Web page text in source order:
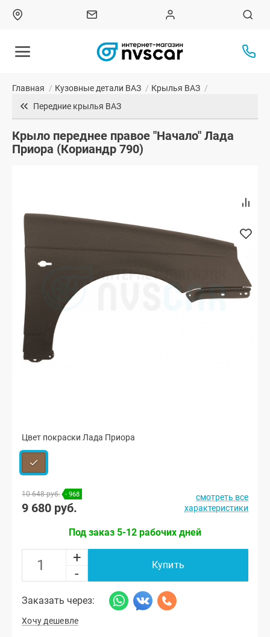
Главная / Кузовные детали ВАЗ / Крылья ВАЗ /
Передние крылья ВАЗ
Крыло переднее правое "Начало" Лада
Приора (Кориандр 790)
Цвет покраски Лада Приора
10 648 руб. - 968
9 680 руб.
смотреть все
характеристики
Под заказ 5-12 рабочих дней
+
-
Купить
Заказать через:
Хочу дешевле